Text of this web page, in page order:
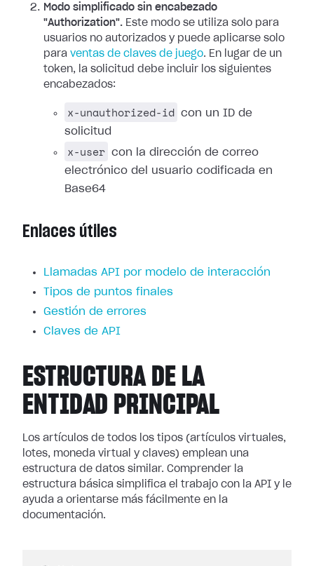
Modo simplificado sin encabezado
"Authorization". Este modo se utiliza solo para
usuarios no autorizados y puede aplicarse solo
para ventas de claves de juego. En lugar de un
token, la solicitud debe incluir los siguientes
encabezados:
x-unauthorized-id con un ID de
solicitud
x-user con la dirección de correo
electrónico del usuario codificada en
Base64
Enlaces útiles
Llamadas API por modelo de interacción
Tipos de puntos finales
Gestión de errores
Claves de API
ESTRUCTURA DE LA
ENTIDAD PRINCIPAL
Los artículos de todos los tipos (artículos virtuales,
lotes, moneda virtual y claves) emplean una
estructura de datos similar. Comprender la
estructura básica simplifica el trabajo con la API y le
ayuda a orientarse más fácilmente en la
documentación.